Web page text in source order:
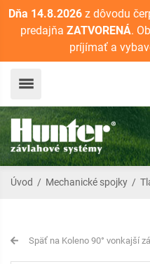
Dňa 14.8.2026 z dôvodu
predajňa ZATVORENÁ.
príjímať a
Úvod / Mechanické spojky /
Späť na Koleno 90° vonkajší